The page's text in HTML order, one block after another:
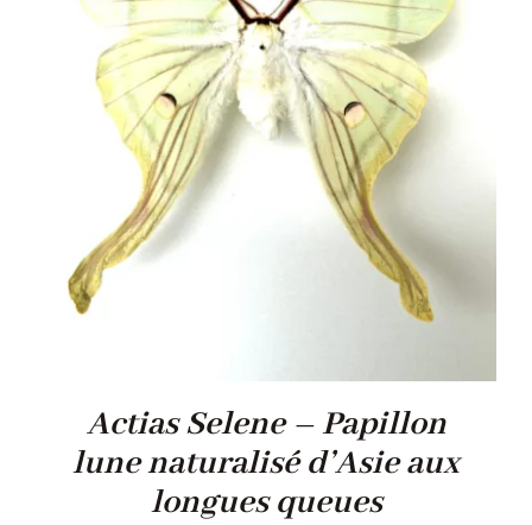
Actias Selene – Papillon
lune naturalisé d’Asie aux
longues queues